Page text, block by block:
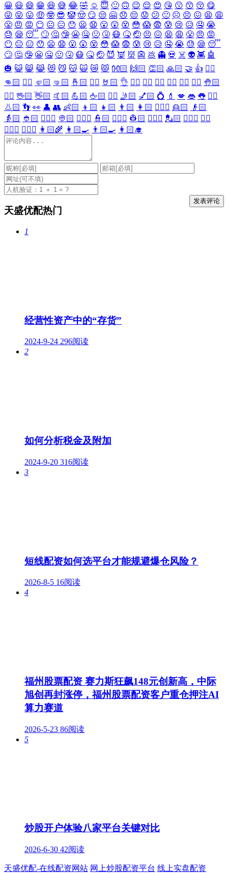
😀 😃 😄 😁 😆 😅 😂 🤣 ☺️ 😇 🙂 🙃 😉 😌 😍 😘 😗 😙 😚 😋
😜 😝 😛 🤑 🤓 😎 🤡 🤠 😏 😒 🤗 😞 😔 😟 😕 🙁 ☹️ 😣 😖 😫 😩
😤 😠 😡 😶 😐 😑 😯 😦 😧 😮 😲 😵 😳 😱 😨 😰 😢 😥 🤤 😭
😓 😪 😴 🙄 🤔 🤥 😬 🤐 🤢 🤧 😷 🤒 🤕 😣 😖 😫 😩 😤 😠 😡
😶 😐 😑 😯 😦 😧 😮 😲 😵 😳 😱 😨 😰 😢 😥 🤤 😭 😓 😪 😴
🙄 🤔 🤥 😬 🤐 🤢 🤧 😷 🤒 🤕 😈 👿 👹 👺 💩 👻 💀 ☠️ 👽 👾 🤖
🎃 😺 😸 😹 😻 😼 😽 🙀 😿 😾 👐🏻 🙌🏻 👏🏻 🙏🏻 🤝 👍 👎🏻
👊🏻 ✊🏻 🤛🏻 🤜🏻 🤞🏻 ✌🏻 🤘🏻 👌 👈🏻 👉🏻 👆🏻 👇🏻 ☝🏻 ✋🏻 🤚🏻
🖐🏻 🖖🏻 👋🏻 🤙🏻 💪🏻 🖕🏻 ✍🏻 🤳🏻 💅🏻 💍 💄 💋 👄 👅 👂🏻
👃🏻 👣 👀 👤 👥 👶🏻 👦🏻 👧🏻 👨🏻 👩🏻 👱🏻‍♀️ 👱🏻
👴🏻
👵🏻 👲🏻 👳🏻‍♀️ 👳🏻 👮🏻‍♀️ 👮🏻 👷🏻‍♀️ 👷🏻 💂🏻‍♀️ 💂🏻 🕵🏻‍♀️ 🕵🏻
👩🏻‍⚕️ 👨🏻‍⚕️ 👩🏻‍🌾 👩🏻‍🍳 👨🏻‍🍳 👩🏻‍🎓
天盛优配热门
1
经营性资产中的“存货”
2024-9-24 296阅读
2
如何分析税金及附加
2024-9-20 316阅读
3
短线配资如何选平台才能规避爆仓风险？
2026-8-5 16阅读
4
福州股票配资 赛力斯狂飙148元创新高，中际
旭创再封涨停，福州股票配资客户重仓押注AI
算力赛道
2026-5-23 86阅读
5
炒股开户体验八家平台关键对比
2026-6-30 42阅读
天盛优配-在线配资网站 网上炒股配资平台 线上实盘配资